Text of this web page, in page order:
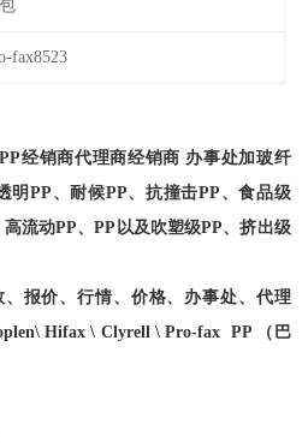
fax8523
经销商代理商经销商 办事处加玻纤
明PP、耐候PP、抗撞击PP、食品级
流动PP、PP以及吹塑级PP、挤出级
报价、行情、价格、办事处、代理
Hifax \ Clyrell \ Pro-fax PP （巴